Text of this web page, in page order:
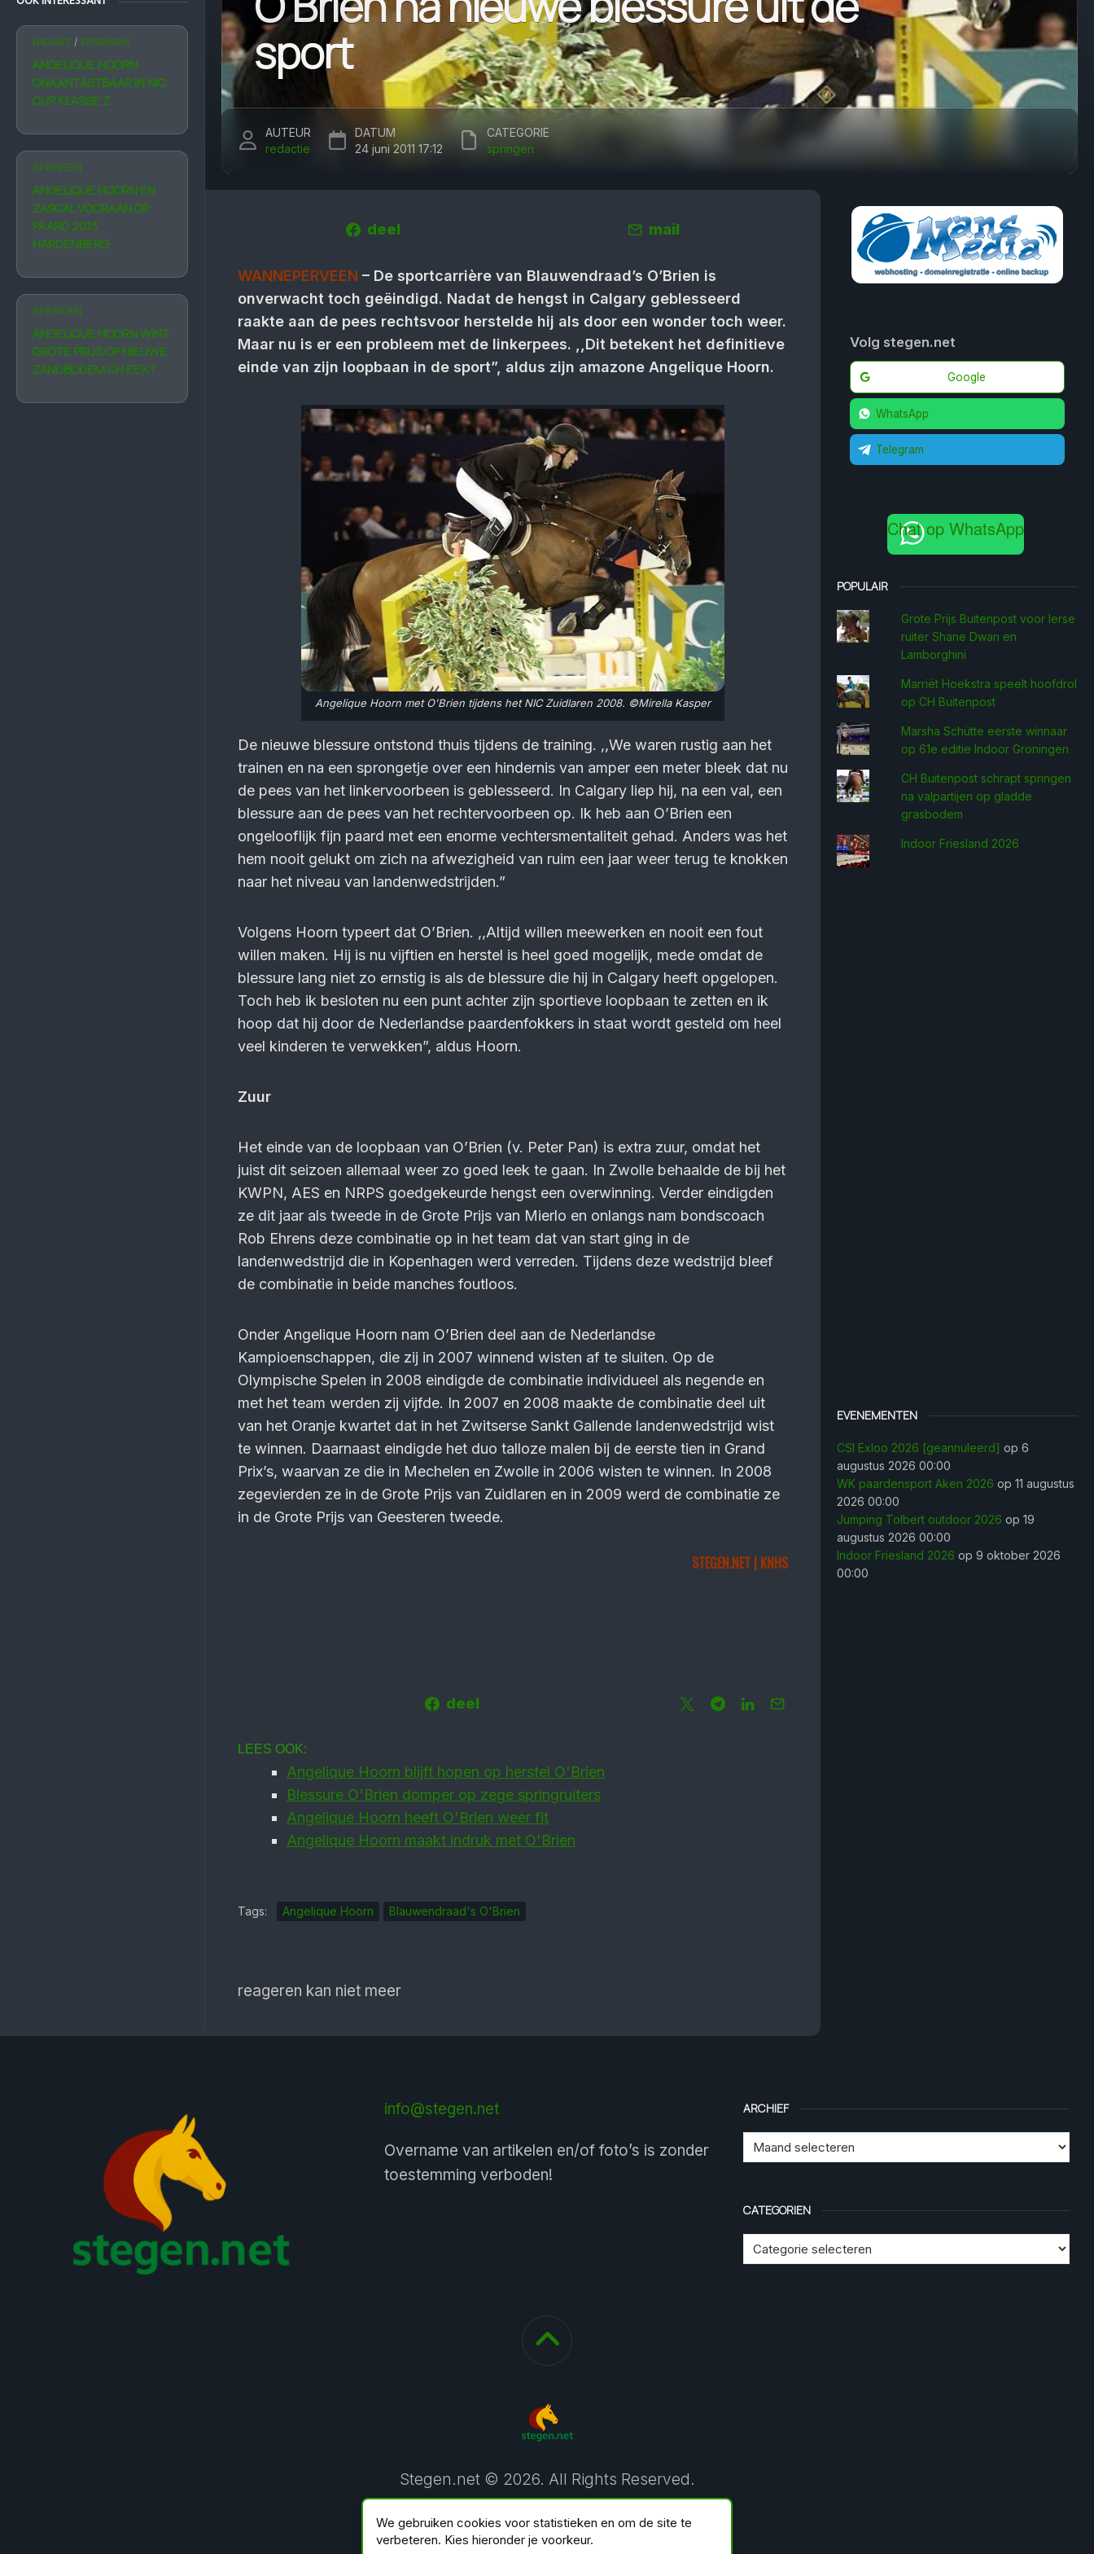
NIEUWS / SPRINGEN
ANGELIQUE HOORN
ONAANTASTBAAR IN NIC
CUP KLASSE Z
SPRINGEN
ANGELIQUE HOORN EN
ZASCAL VOORAAN OP
PAARD 2013
HARDENBERG
SPRINGEN
ANGELIQUE HOORN WINT
GROTE PRIJS OP NIEUWE
ZANDBODEM CH EEXT
sport
AUTEUR
redactie
DATUM
24 juni 2011 17:12
CATEGORIE
springen
deel mail
WANNEPERVEEN – De sportcarrière van Blauwendraad’s O’Brien is
onverwacht toch geëindigd. Nadat de hengst in Calgary geblesseerd
raakte aan de pees rechtsvoor herstelde hij als door een wonder toch weer.
Maar nu is er een probleem met de linkerpees. ,,Dit betekent het definitieve
einde van zijn loopbaan in de sport”, aldus zijn amazone Angelique Hoorn.
Angelique Hoorn met O'Brien tijdens het NIC Zuidlaren 2008. ©Mirella Kasper
De nieuwe blessure ontstond thuis tijdens de training. ,,We waren rustig aan het
trainen en na een sprongetje over een hindernis van amper een meter bleek dat nu
de pees van het linkervoorbeen is geblesseerd. In Calgary liep hij, na een val, een
blessure aan de pees van het rechtervoorbeen op. Ik heb aan O’Brien een
ongelooflijk fijn paard met een enorme vechtersmentaliteit gehad. Anders was het
hem nooit gelukt om zich na afwezigheid van ruim een jaar weer terug te knokken
naar het niveau van landenwedstrijden.”
Volgens Hoorn typeert dat O’Brien. ,,Altijd willen meewerken en nooit een fout
willen maken. Hij is nu vijftien en herstel is heel goed mogelijk, mede omdat de
blessure lang niet zo ernstig is als de blessure die hij in Calgary heeft opgelopen.
Toch heb ik besloten nu een punt achter zijn sportieve loopbaan te zetten en ik
hoop dat hij door de Nederlandse paardenfokkers in staat wordt gesteld om heel
veel kinderen te verwekken”, aldus Hoorn.
Zuur
Het einde van de loopbaan van O’Brien (v. Peter Pan) is extra zuur, omdat het
juist dit seizoen allemaal weer zo goed leek te gaan. In Zwolle behaalde de bij het
KWPN, AES en NRPS goedgekeurde hengst een overwinning. Verder eindigden
ze dit jaar als tweede in de Grote Prijs van Mierlo en onlangs nam bondscoach
Rob Ehrens deze combinatie op in het team dat van start ging in de
landenwedstrijd die in Kopenhagen werd verreden. Tijdens deze wedstrijd bleef
de combinatie in beide manches foutloos.
Onder Angelique Hoorn nam O’Brien deel aan de Nederlandse
Kampioenschappen, die zij in 2007 winnend wisten af te sluiten. Op de
Olympische Spelen in 2008 eindigde de combinatie individueel als negende en
met het team werden zij vijfde. In 2007 en 2008 maakte de combinatie deel uit
van het Oranje kwartet dat in het Zwitserse Sankt Gallende landenwedstrijd wist
te winnen. Daarnaast eindigde het duo talloze malen bij de eerste tien in Grand
Prix’s, waarvan ze die in Mechelen en Zwolle in 2006 wisten te winnen. In 2008
zegevierden ze in de Grote Prijs van Zuidlaren en in 2009 werd de combinatie ze
in de Grote Prijs van Geesteren tweede.
STEGEN.NET | KNHS
deel
LEES OOK:
Angelique Hoorn blijft hopen op herstel O'Brien
Blessure O'Brien domper op zege springruiters
Angelique Hoorn heeft O'Brien weer fit
Angelique Hoorn maakt indruk met O'Brien
Tags: Angelique Hoorn Blauwendraad's O'Brien
reageren kan niet meer
Volg stegen.net
Google
WhatsApp
Telegram
Chat op WhatsApp
POPULAIR
Grote Prijs Buitenpost voor Ierse
ruiter Shane Dwan en
Lamborghini
Marriët Hoekstra speelt hoofdrol
op CH Buitenpost
Marsha Schütte eerste win­naar
op 61e editie Indoor Groningen
CH Buitenpost schrapt springen
na valpartijen op gladde
grasbodem
Indoor Friesland 2026
EVENEMENTEN
CSI Exloo 2026 [geannuleerd] op 6
augustus 2026 00:00
WK paardensport Aken 2026 op 11 augustus
2026 00:00
Jumping Tolbert outdoor 2026 op 19
augustus 2026 00:00
Indoor Friesland 2026 op 9 oktober 2026
00:00
info@stegen.net
Overname van artikelen en/of foto’s is zonder
toestemming verboden!
ARCHIEF
CATEGORIEN
Stegen.net © 2026. All Rights Reserved.
We gebruiken cookies voor statistieken en om de site te
verbeteren. Kies hieronder je voorkeur.